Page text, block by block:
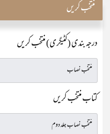
منتخب کریں
درجہ بندی (کٹیگری) منتخب کریں
کتاب منتخب کریں